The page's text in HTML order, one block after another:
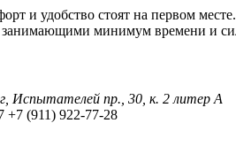
и удобство стоят на первом
занимающими минимум времени и
Испытателей пр., 30, к. 2 литер А
+7 (911) 922-77-28